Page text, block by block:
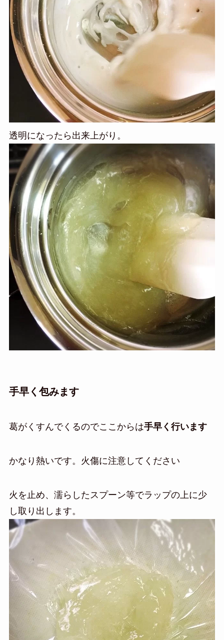
透明になったら出来上がり。
手早く包みます
葛がくすんでくるのでここからは手早く行います
かなり熱いです。火傷に注意してください
火を止め、濡らしたスプーン等でラップの上に少
し取り出します。